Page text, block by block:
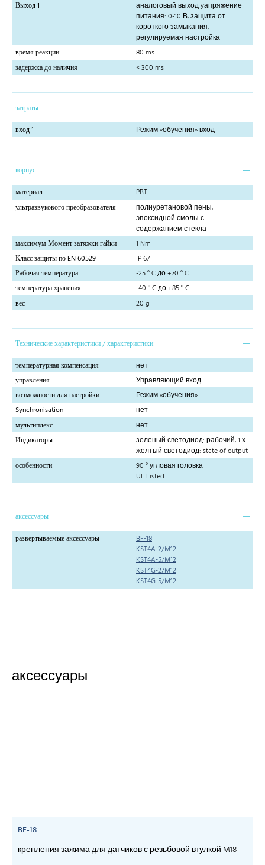
Выход 1
аналоговый выход yапряжение
питания: 0-10 В, защита от
короткого замыкания,
регулируемая настройка
время реакции
80 ms
задержка до наличия
< 300 ms
затраты
вход 1
Режим «обучения» вход
корпус
материал
PBT
ультразвукового преобразователя
полиуретановой пены,
эпоксидной смолы с
содержанием стекла
максимум Момент затяжки гайки
1 Nm
Класс защиты по EN 60529
IP 67
Рабочая температура
-25 ° C до +70 ° C
температура хранения
-40 ° C до +85 ° C
вес
20 g
Технические характеристики / характеристики
температурная компенсация
нет
управления
Управляющий вход
возможности для настройки
Режим «обучения»
Synchronisation
нет
мультиплекс
нет
Индикаторы
зеленый светодиод: рабочий, 1 х
желтый светодиод: state of output
особенности
90 ° угловая головка
UL Listed
аксессуары
развертываемые аксессуары
BF-18
KST4A-2/M12
KST4A-5/M12
KST4G-2/M12
KST4G-5/M12
аксессуары
BF-18
крепления зажима для датчиков с резьбовой втулкой M18